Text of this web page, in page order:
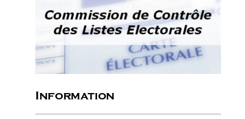
Information